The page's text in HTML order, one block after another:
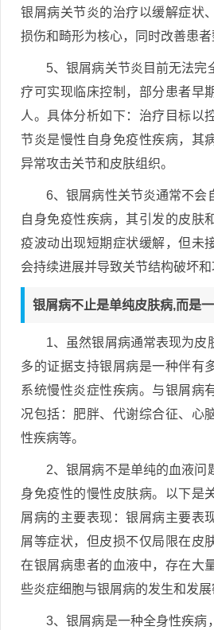
银屑病关节炎的治疗以缓解症状
损伤和畸形为核心，同时改善患者
5、银屑病关节炎目前无法完
疗可实现临床控制，部分患者早
人。具体分析如下：治疗目标以
节炎是慢性自身免疫性疾病，其
异常攻击关节和皮肤组织。
6、银屑病性关节炎通常不会
自身免疫性疾病，其引发的皮肤
疫波动出现短期症状缓解，但未
会持续进展并导致关节结构破坏和
银屑病不止是单纯皮肤病,而是
1、虽然银屑病通常表现为皮
多的证据支持银屑病是一种伴有
系统慢性炎症性疾病。与银屑病
况包括：肥胖、代谢综合征、心
性疾病等。
2、银屑病不是单纯的血液问
身免疫性的慢性皮肤病。以下是
屑病的主要表现：银屑病主要表
屑等症状，但皮损不仅局限在皮
在银屑病患者的血液中，存在大
些炎症细胞与银屑病的发生和发展
3、银屑病是一种全身性疾病